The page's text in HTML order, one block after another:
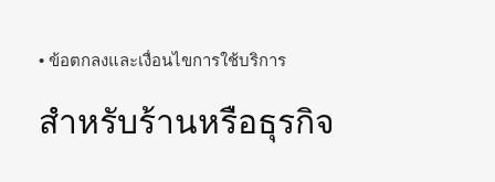
• ข้อตกลงและเงื่อนไขการใช้บริการ
สำหรับร้านหรือธุรกิจ